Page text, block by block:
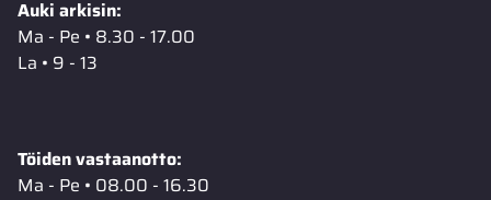
Auki arkisin:
Ma - Pe • 8.30 - 17.00
La • 9 - 13
Töiden vastaanotto:
Ma - Pe • 08.00 - 16.30